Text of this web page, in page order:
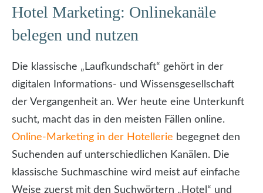
Hotel Marketing: Onlinekanäle
belegen und nutzen
Die klassische „Laufkundschaft“ gehört in der
digitalen Informations- und Wissensgesellschaft
der Vergangenheit an. Wer heute eine Unterkunft
sucht, macht das in den meisten Fällen online.
Online-Marketing in der Hotellerie begegnet den
Suchenden auf unterschiedlichen Kanälen. Die
klassische Suchmaschine wird meist auf einfache
Weise zuerst mit den Suchwörtern „Hotel“ und